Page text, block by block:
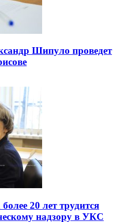
Шипуло проведет
20 лет трудится
надзору в УКС